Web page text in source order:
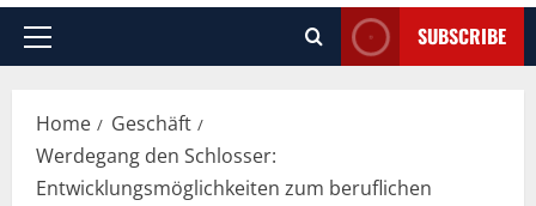
Primary
SUBSCRIBE
Home
Geschäft
Werdegang den Schlosser:
Entwicklungsmöglichkeiten zum beruflichen